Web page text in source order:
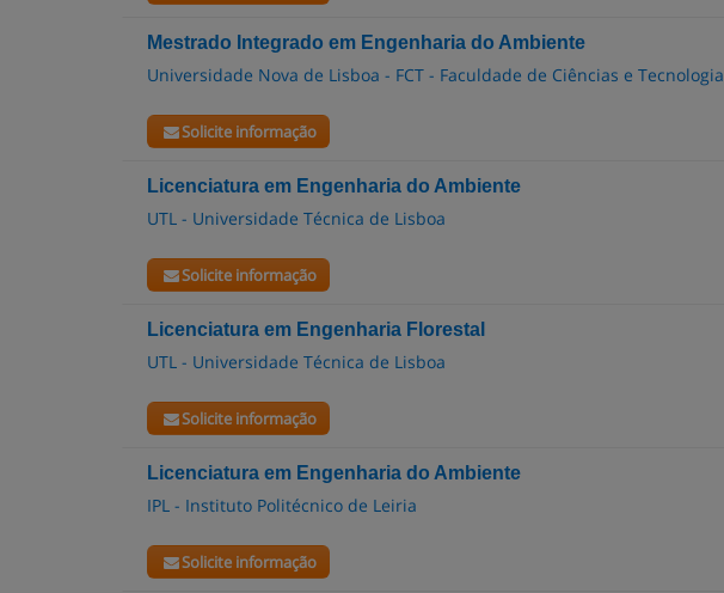
Mestrado Integrado em Engenharia do Ambiente
Universidade Nova de Lisboa - FCT - Faculdade de Ciências e Tecnologia
Solicite informação
Licenciatura em Engenharia do Ambiente
UTL - Universidade Técnica de Lisboa
Solicite informação
Licenciatura em Engenharia Florestal
UTL - Universidade Técnica de Lisboa
Solicite informação
Licenciatura em Engenharia do Ambiente
IPL - Instituto Politécnico de Leiria
Solicite informação